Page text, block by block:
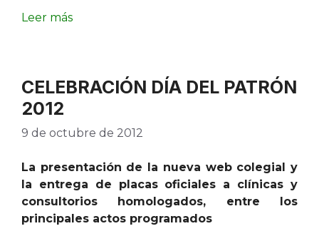
Leer más
CELEBRACIÓN DÍA DEL PATRÓN
2012
9 de octubre de 2012
La presentación de la nueva web colegial y
la entrega de placas oficiales a clínicas y
consultorios homologados, entre los
principales actos programados